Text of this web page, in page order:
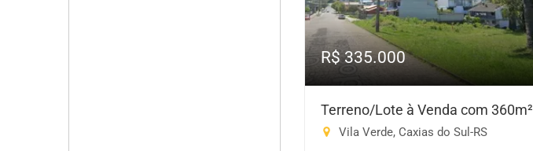
R$ 335.000
Terreno/Lote à Venda com 360m²
Vila Verde, Caxias do Sul-RS